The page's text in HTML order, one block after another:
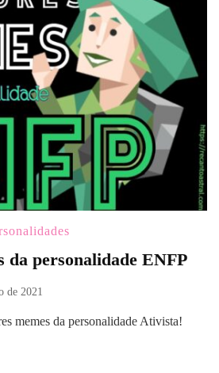
da personalidade ENFP
de 2021
memes da personalidade Ativista!